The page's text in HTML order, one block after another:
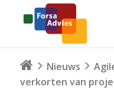
Nieuws
verkorten van